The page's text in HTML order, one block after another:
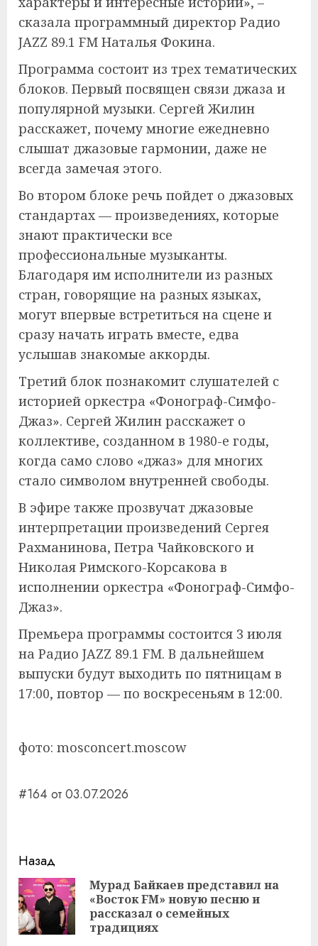
сказала программный директор Радио
JAZZ 89.1 FM Наталья Фокина.
Программа состоит из трех тематических
блоков. Первый посвящен связи джаза и
популярной музыки. Сергей Жилин
расскажет, почему многие ежедневно
слышат джазовые гармонии, даже не
всегда замечая этого.
Во втором блоке речь пойдет о джазовых
стандартах — произведениях, которые
знают практически все
профессиональные музыканты.
Благодаря им исполнители из разных
стран, говорящие на разных языках,
могут впервые встретиться на сцене и
сразу начать играть вместе, едва
услышав знакомые аккорды.
Третий блок познакомит слушателей с
историей оркестра «Фонограф-Симфо-
Джаз». Сергей Жилин расскажет о
коллективе, созданном в 1980-е годы,
когда само слово «джаз» для многих
стало символом внутренней свободы.
В эфире также прозвучат джазовые
интерпретации произведений Сергея
Рахманинова, Петра Чайковского и
Николая Римского-Корсакова в
исполнении оркестра «Фонограф-Симфо-
Джаз».
Премьера программы состоится 3 июля
на Радио JAZZ 89.1 FM. В дальнейшем
выпуски будут выходить по пятницам в
17:00, повтор — по воскресеньям в 12:00.
фото: mosconcert.moscow
#164 от 03.07.2026
Навигация
записи
Назад
Мурад Байкаев представил на
«Восток FM» новую песню и
рассказал о семейных
традициях